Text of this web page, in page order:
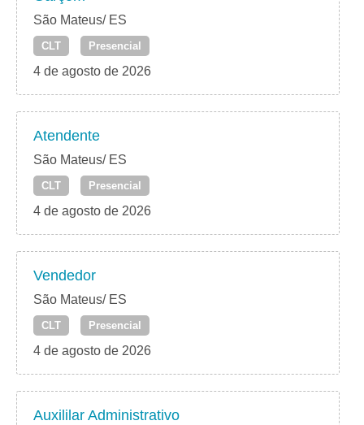
São Mateus/ ES
CLT Presencial
4 de agosto de 2026
Atendente
São Mateus/ ES
CLT Presencial
4 de agosto de 2026
Vendedor
São Mateus/ ES
CLT Presencial
4 de agosto de 2026
Auxililar Administrativo